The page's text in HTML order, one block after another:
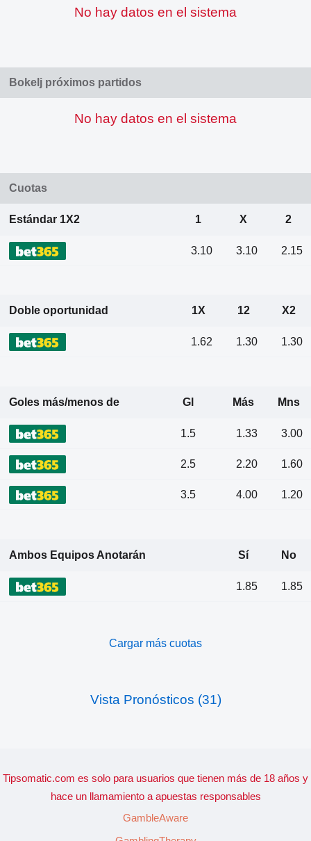
No hay datos en el sistema
Bokelj próximos partidos
No hay datos en el sistema
Cuotas
Estándar 1X2 1 X 2
3.10 3.10 2.15
Doble oportunidad 1X 12 X2
1.62 1.30 1.30
Goles más/menos de Gl Más Mns
1.5 1.33 3.00
2.5 2.20 1.60
3.5 4.00 1.20
Ambos Equipos Anotarán Sí No
1.85 1.85
Cargar más cuotas
Vista Pronósticos (31)
Tipsomatic.com es solo para usuarios que tienen más de 18 años y
hace un llamamiento a apuestas responsables
GambleAware